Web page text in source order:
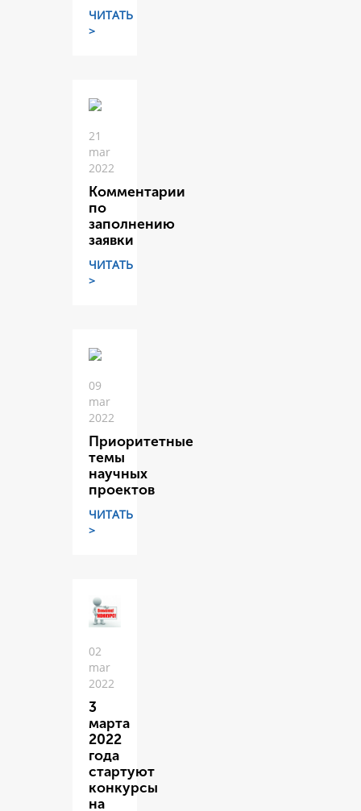
ЧИТАТЬ
>
21
mar
2022
Комментарии
по
заполнению
заявки
ЧИТАТЬ
>
09
mar
2022
Приоритетные
темы
научных
проектов
ЧИТАТЬ
>
02
mar
2022
3
марта
2022
года
стартуют
конкурсы
на